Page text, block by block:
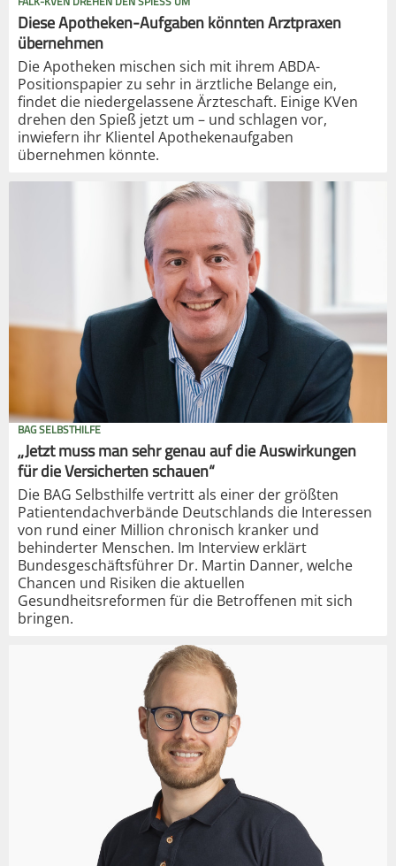
Diese Apotheken-Aufgaben könnten Arztpraxen
übernehmen
Die Apotheken mischen sich mit ihrem ABDA-
Positionspapier zu sehr in ärztliche Belange ein,
findet die niedergelassene Ärzteschaft. Einige KVen
drehen den Spieß jetzt um – und schlagen vor,
inwiefern ihr Klientel Apothekenaufgaben
übernehmen könnte.
BAG SELBSTHILFE
„Jetzt muss man sehr genau auf die Auswirkungen
für die Versicherten schauen“
Die BAG Selbsthilfe vertritt als einer der größten
Patientendachverbände Deutschlands die Interessen
von rund einer Million chronisch kranker und
behinderter Menschen. Im Interview erklärt
Bundesgeschäftsführer Dr. Martin Danner, welche
Chancen und Risiken die aktuellen
Gesundheitsreformen für die Betroffenen mit sich
bringen.